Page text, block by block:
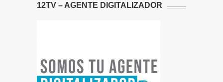
12TV – AGENTE DIGITALIZADOR